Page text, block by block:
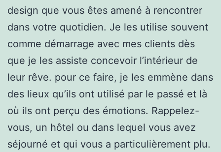
design que vous êtes amené à rencontrer
dans votre quotidien. Je les utilise souvent
comme démarrage avec mes clients dès
que je les assiste concevoir l’intérieur de
leur rêve. pour ce faire, je les emmène dans
des lieux qu’ils ont utilisé par le passé et là
où ils ont perçu des émotions. Rappelez-
vous, un hôtel ou dans lequel vous avez
séjourné et qui vous a particulièrement plu.